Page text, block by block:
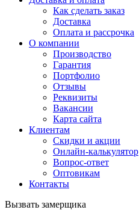
Как сделать заказ
Доставка
Оплата и рассрочка
О компании
Производство
Гарантия
Портфолио
Отзывы
Реквизиты
Вакансии
Карта сайта
Клиентам
Скидки и акции
Онлайн-калькулятор
Вопрос-ответ
Оптовикам
Контакты
Вызвать замерщика